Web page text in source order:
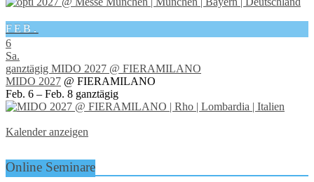
FEB.
6
Sa.
ganztägig MIDO 2027 @ FIERAMILANO
MIDO 2027 @ FIERAMILANO
Feb. 6 – Feb. 8 ganztägig
Kalender anzeigen
Online Seminare